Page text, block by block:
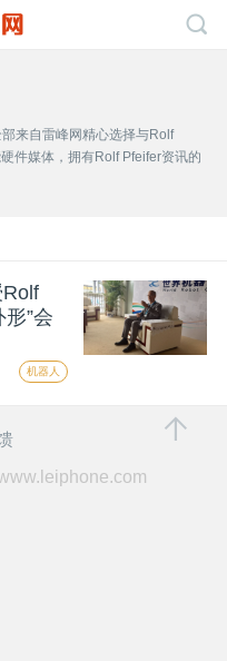
来自雷峰网精心选择与Rolf
件媒体，拥有Rolf Pfeifer资讯的
”会
机器人